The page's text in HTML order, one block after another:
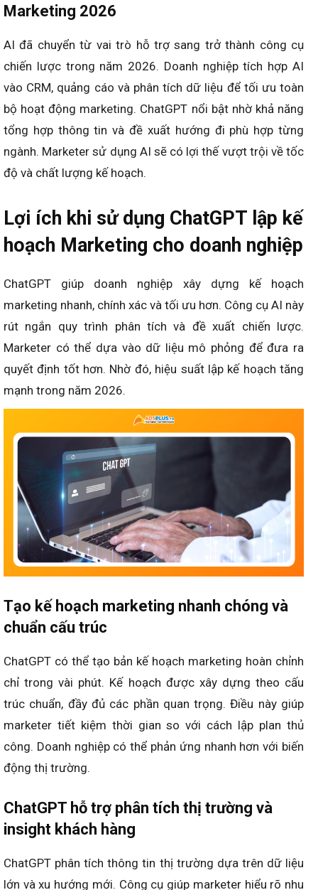
Marketing 2026
AI đã chuyển từ vai trò hỗ trợ sang trở thành công cụ
chiến lược trong năm 2026. Doanh nghiệp tích hợp AI
vào CRM, quảng cáo và phân tích dữ liệu để tối ưu toàn
bộ hoạt động marketing. ChatGPT nổi bật nhờ khả năng
tổng hợp thông tin và đề xuất hướng đi phù hợp từng
ngành. Marketer sử dụng AI sẽ có lợi thế vượt trội về tốc
độ và chất lượng kế hoạch.
Lợi ích khi sử dụng ChatGPT lập kế
hoạch Marketing cho doanh nghiệp
ChatGPT giúp doanh nghiệp xây dựng kế hoạch
marketing nhanh, chính xác và tối ưu hơn. Công cụ AI này
rút ngắn quy trình phân tích và đề xuất chiến lược.
Marketer có thể dựa vào dữ liệu mô phỏng để đưa ra
quyết định tốt hơn. Nhờ đó, hiệu suất lập kế hoạch tăng
mạnh trong năm 2026.
Tạo kế hoạch marketing nhanh chóng và
chuẩn cấu trúc
ChatGPT có thể tạo bản kế hoạch marketing hoàn chỉnh
chỉ trong vài phút. Kế hoạch được xây dựng theo cấu
trúc chuẩn, đầy đủ các phần quan trọng. Điều này giúp
marketer tiết kiệm thời gian so với cách lập plan thủ
công. Doanh nghiệp có thể phản ứng nhanh hơn với biến
động thị trường.
ChatGPT hỗ trợ phân tích thị trường và
insight khách hàng
ChatGPT phân tích thông tin thị trường dựa trên dữ liệu
lớn và xu hướng mới. Công cụ giúp marketer hiểu rõ nhu